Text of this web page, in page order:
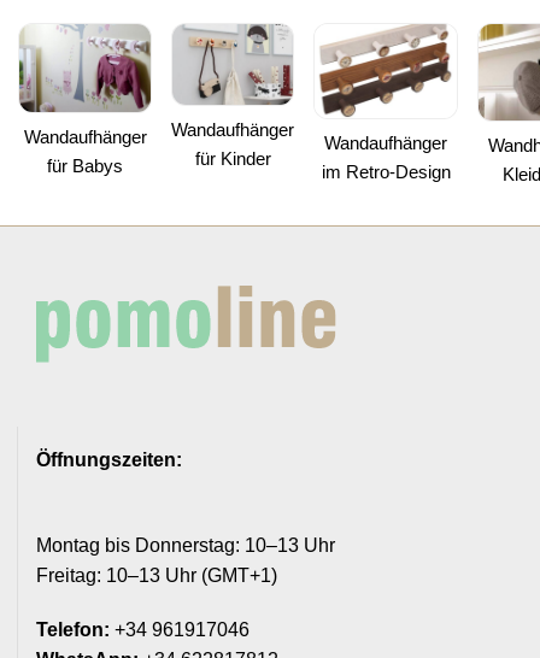
Wandaufhänger
für Babys
Wandaufhänger
für Kinder
Wandaufhänger
im Retro-Design
Öffnungszeiten:
Montag bis Donnerstag: 10–13 Uhr
Freitag: 10–13 Uhr (GMT+1)
Telefon: +34 961917046